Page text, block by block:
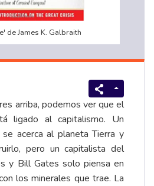
de James K. Galbraith
arriba, podemos ver que el
ligado al capitalismo. Un
acerca al planeta Tierra y
pero un capitalista del
y Bill Gates solo piensa en
los minerales que trae. La